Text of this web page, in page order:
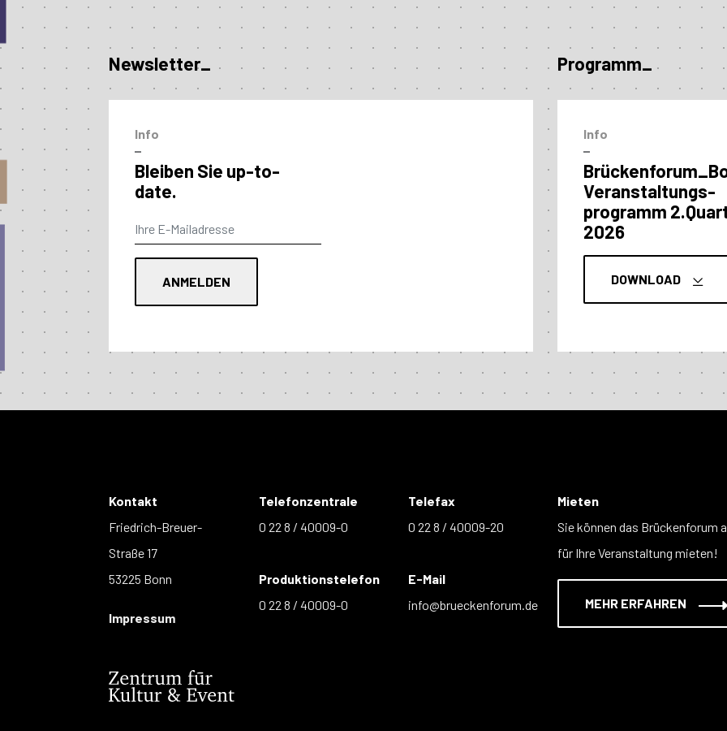
Newsletter_
Info
–
Bleiben Sie up-to-
date.
Programm_
Info
–
Veranstaltungs­
programm
2026
DOWNLOAD
Kontakt
Friedrich-Breuer-
Straße 17
53225 Bonn
Impressum
Telefonzentrale
0 22 8 / 40009-0
Produktionstelefon
0 22 8 / 40009-0
Telefax
0 22 8 / 40009-20
E-Mail
info@brueckenforum.de
Mieten
Sie können das Brückenforum
für Ihre Veranstaltung mieten!
MEHR ERFAHREN